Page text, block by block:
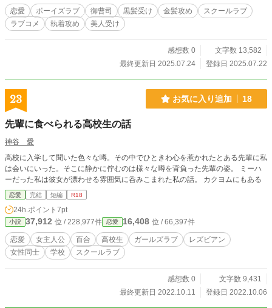
恋愛 ボーイズラブ 御曹司 黒髪受け 金髪攻め
スクールラブ
ラブコメ
執着攻め 美人受け
感想数 0
文字数 13,582
最終更新日 2025.07.24
登録日 2025.07.22
23 お気に入り追加 18
先輩に食べられる高校生の話
神谷 愛
高校に入学して聞いた色々な噂。その中でひときわ心を惹かれたとある先輩に私
は会いにいった。そこに静かに佇むのは様々な噂を背負った先輩の姿。 ミーハ
ーだった私は彼女が漂わせる雰囲気に呑みこまれた私の話。 カクヨムにもある
恋愛 完結 短編 R18
24h.ポイント 7pt
小説 37,912 位 / 228,977件 恋愛 16,408 位 / 66,397件
恋愛 女主人公 百合 高校生 ガールズラブ
レズビアン
女性同士
学校 スクールラブ
感想数 0
文字数 9,431
最終更新日 2022.10.11
登録日 2022.10.06